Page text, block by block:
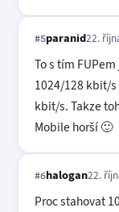
#5paranid22.
To s tím
1024/128 kbit/s
kbit/s. Takze
Mobile horší 🙂
#6halogan22.
Proc stahovat